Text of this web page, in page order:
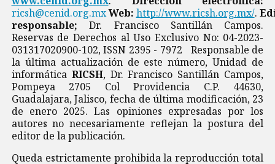
ricsh@cenid.org.mxWeb: http://www.ricsh.org.mx/.
responsable; Dr. Francisco Santillán Campos.
Reservas de Derechos al Uso Exclusivo No: 04-2023-
031317020900-102, ISSN 2395 - 7972 Responsable de
la última actualización de este número, Unidad de
informática RICSH, Dr. Francisco Santillán Campos,
Pompeya 2705 Col Providencia C.P. 44630,
Guadalajara, Jalisco, fecha de última modificación, 23
de enero 2025. Las opiniones expresadas por los
autores no necesariamente reflejan la postura del
editor de la publicación.
Queda estrictamente prohibida la reproducción total